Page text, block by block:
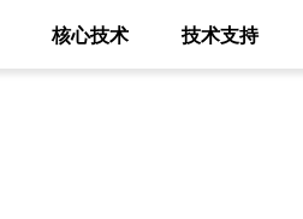
核心技术 技术支持